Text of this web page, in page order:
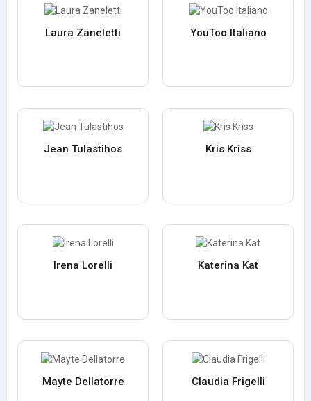
Laura Zaneletti YouToo Italiano
Jean Tulastihos Kris Kriss
Irena Lorelli Katerina Kat
Mayte Dellatorre Claudia Frigelli